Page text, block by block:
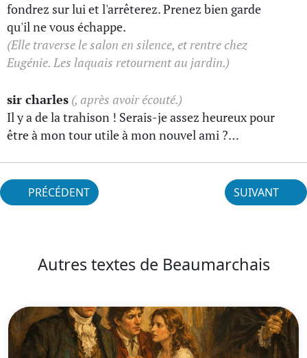
fondrez sur lui et l'arrêterez. Prenez bien garde
qu'il ne vous échappe.
(Elle traverse le salon en silence, et rentre chez
Eugénie. Les laquais retournent au jardin.)
sir charles (, après avoir écouté.)
Il y a de la trahison ! Serais-je assez heureux pour
être à mon tour utile à mon nouvel ami ?…
PRÉCÉDENT SUIVANT
Autres textes de Beaumarchais